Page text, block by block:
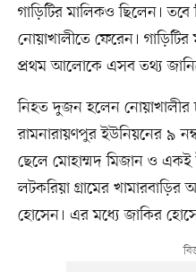
গাড়িটির মালিকও ছিলেন।
নোয়াখালীতে ফেরেন।
প্রথম আলোকে এসব তথ্য
নিহত দুজন হলেন নোয়াখালীর
রামনারায়ণপুর ইউনিয়নের ৯
ছেলে মোহাম্মদ মিজান ও
লটকরিয়া গ্রামের
হোসেন। এর মধ্যে জাকির